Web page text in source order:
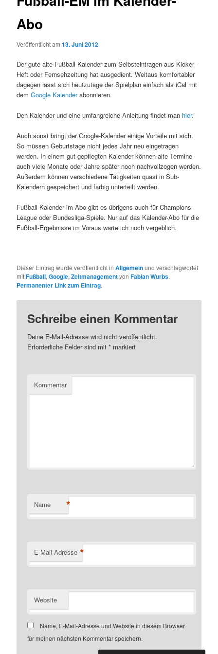
Abo
Veröffentlicht am13. Juni 2012
Der gute alte Fußball-Kalender zum Selbsteintragen aus Kicker-
Heft oder Fernsehzeitung hat ausgedient. Weitaus komfortabler
dagegen lässt sich heutzutage der Spielplan einfach als iCal mit
demGoogle Kalenderabonnieren.
Den Kalender und eine umfangreiche Anleitung findet man hier.
Auch sonst bringt der Google-Kalender einige Vorteile mit sich.
So müssen Geburtstage nicht jedes Jahr neu eingetragen
werden. In einem gut gepflegten Kalender können alte Termine
auch viele Monate oder Jahre später noch nachvollzogen werden.
Außerdem können verschiedene Tätigkeiten quasi in Sub-
Kalendern gespeichert und farbig unterteilt werden.
Fußball-Kalender im Abo gibt es übrigens auch für Champions-
League oder Bundesliga-Spiele. Nur auf das Kalender-Abo für die
Fußball-Ergebnisse im Voraus warte ich noch vergeblich.
Dieser Eintrag wurde veröffentlicht inAllgemeinund verschlagwortet
mitFußball,Google,ZeitmanagementvonFabian Wurbs.
Permanenter Link zum Eintrag.
Schreibe einen Kommentar
Deine E-Mail-Adresse wird nicht veröffentlicht.
Erforderliche Felder sind mit* markiert
Kommentar
Name *
E-Mail-Adresse *
Website
Name, E-Mail-Adresse und Website in diesem Browser
für meinen nächsten Kommentar speichern.